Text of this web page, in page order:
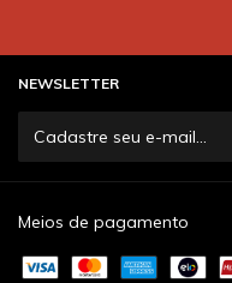
NEWSLETTER
Meios de pagamento